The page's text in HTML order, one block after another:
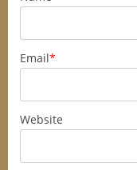
Email*
Website